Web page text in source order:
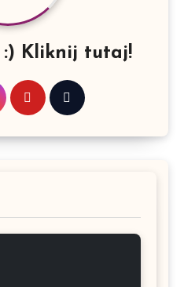
:) Kliknij tutaj!